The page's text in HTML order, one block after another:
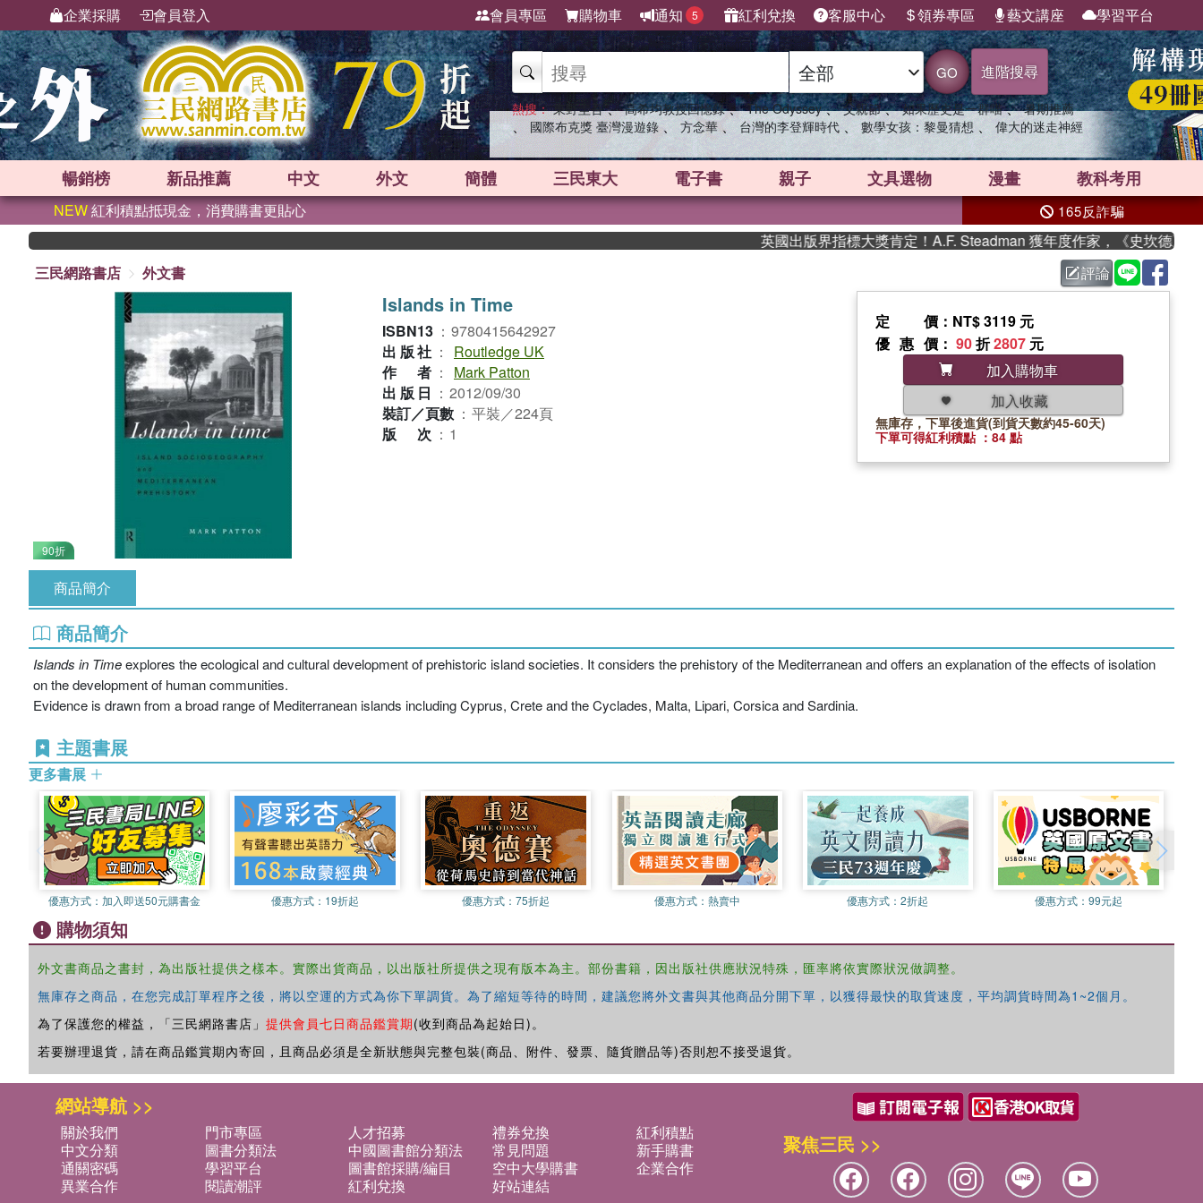
企業採購 會員登入 會員專區 購物車 通知 5 紅利兌換 客服中心 領券專區 藝文講座 學習平台
GO 進階搜尋
熱搜： 東野圭吾 、 高希均教授回憶錄 、 The Odyssey 、 父親節 、 如果歷史是一群喵 、 暑期推薦
、 國際布克獎 臺灣漫遊錄 、 方念華 、 台灣的李登輝時代 、 數學女孩：黎曼猜想 、 偉大的迷走神經
暢銷榜 新品推薦 中文 外文 簡體 三民東大 電子書 親子 文具選物 漫畫 教科考用
NEW紅利積點抵現金，消費購書更貼心 165反詐騙
英國出版界指標大獎肯定！A.F. Steadman 獲年度作家，《史坎德》系列
三民網路書店
外文書 評論
90折
Islands in Time
ISBN13 ： 9780415642927
出版社 ：
Routledge UK
作者 ：
Mark Patton
出版日 ： 2012/09/30
裝訂／頁數 ： 平裝／224頁
版次 ： 1
定價 ：NT$ 3119 元
優惠價 ： 90折2807 元
加入購物車
加入收藏
無庫存，下單後進貨(到貨天數約45-60天)
下單可得紅利積點 ：84 點
商品簡介
商品簡介
Islands in Timeexplores the ecological and cultural development of prehistoric island societies. It considers the prehistory of the Mediterranean and offers an explanation of the effects of isolation
on the development of human communities.
Evidence is drawn from a broad range of Mediterranean islands including Cyprus, Crete and the Cyclades, Malta, Lipari, Corsica and Sardinia.
主題書展
更多書展
優惠方式： 加入即送50元購書金 優惠方式： 19折起 優惠方式：75折起 優惠方式： 熱賣中 優惠方式：2折起 優惠方式：99元起
購物須知
外文書商品之書封，為出版社提供之樣本。實際出貨商品，以出版社所提供之現有版本為主。部份書籍，因出版社供應狀況特殊，匯率將依實際狀況做調整。
無庫存之商品，在您完成訂單程序之後，將以空運的方式為你下單調貨。為了縮短等待的時間，建議您將外文書與其他商品分開下單，以獲得最快的取貨速度，平均調貨時間為1~2個月。
為了保護您的權益，「三民網路書店」 提供會員七日商品鑑賞期(收到商品為起始日)。
若要辦理退貨，請在商品鑑賞期內寄回，且商品必須是全新狀態與完整包裝(商品、附件、發票、隨貨贈品等)否則恕不接受退貨。
網站導航 >>
關於我們 門市專區 人才招募 禮券兌換
紅利積點
中文分類
圖書分類法 中國圖書館分類法 常見問題
新手購書
通關密碼
學習平台 圖書館採購/編目 空中大學購書
企業合作
異業合作
閱讀潮評 紅利兌換 好站連結
聚焦三民 >>